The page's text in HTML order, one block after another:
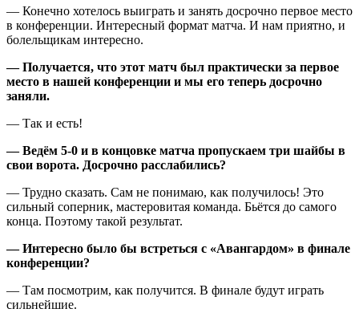
— Конечно хотелось выиграть и занять досрочно первое место
в конференции. Интересный формат матча. И нам приятно, и
болельщикам интересно.
— Получается, что этот матч был практически за первое
место в нашей конференции и мы его теперь досрочно
заняли.
— Так и есть!
— Ведём 5-0 и в концовке матча пропускаем три шайбы в
свои ворота. Досрочно расслабились?
— Трудно сказать. Сам не понимаю, как получилось! Это
сильный соперник, мастеровитая команда. Бьётся до самого
конца. Поэтому такой результат.
— Интересно было бы встреться с «Авангардом» в финале
конференции?
— Там посмотрим, как получится. В финале будут играть
сильнейшие.